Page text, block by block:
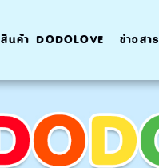
สินค้า DODOLOVE ข่าวสาร